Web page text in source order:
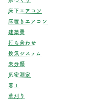
床下エアコン
床置きエアコン
建築費
打ち合わせ
換気システム
未分類
気密測定
着工
草刈り